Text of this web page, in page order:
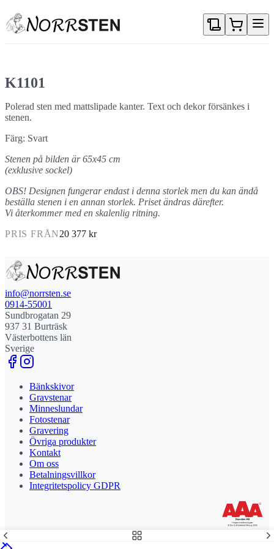
K1101
Polerad sten med mattslipade kanter. Text och dekor försänkes i
stenen.
Färg: Svart
Stenen på bilden är 65x45 cm
(exklusive sockel)
OBS! Designen fungerar endast i denna storlek men du kan ändå
beställa stenen i en annan storlek. Priset ändras därefter.
Vi återkommer med en skalenlig ritning.
PRIS FRÅN20 377 kr
info@norrsten.se
0914-55001
Sundbrogatan 29
937 31 Burträsk
Västerbottens län
Sverige
Bänkskivor
Gravstenar
Minneslundar
Fotostenar
Gravering
Övriga produkter
Kontakt
Om oss
Betalningsvillkor
Integritetspolicy GDPR
Stolt leverantör och delägare till Steny AB